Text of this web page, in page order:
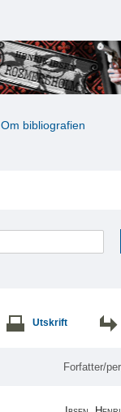
Om bibliografien
Utskrift
Forfatter/